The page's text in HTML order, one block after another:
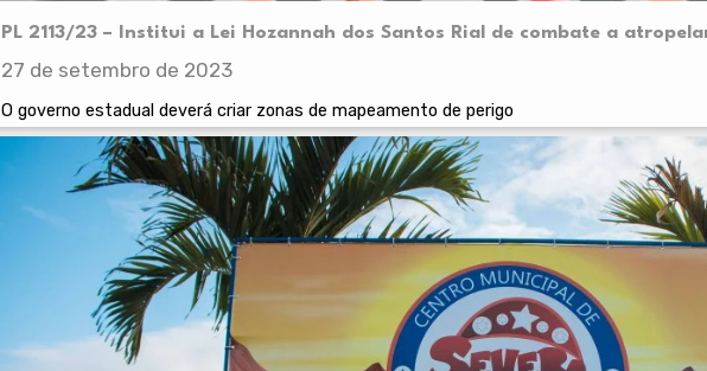
PL 2113/23 – Institui a Lei Hozannah dos Santos Rial de combate a
27 de setembro de 2023
O governo estadual deverá criar zonas de mapeamento de perigo